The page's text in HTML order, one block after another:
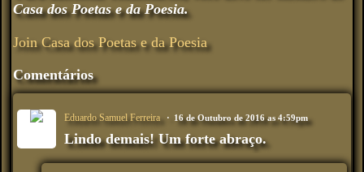
Casa dos Poetas e da Poesia.
Join Casa dos Poetas e da Poesia
Comentários
Eduardo Samuel Ferreira 16 de Outubro de 2016 as 4:59pm
Lindo demais! Um forte abraço.